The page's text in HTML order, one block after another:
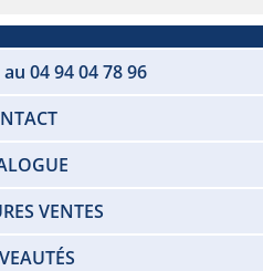
04 94 04 78 96
VENTES